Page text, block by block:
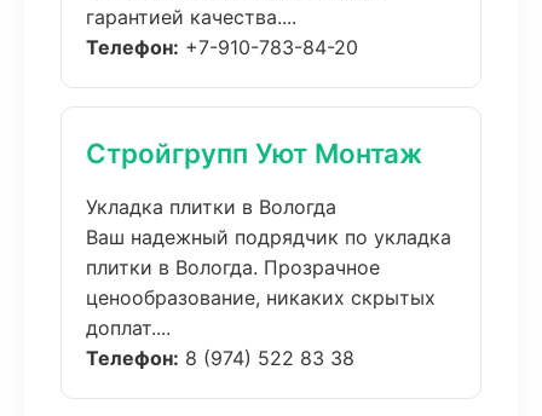
гарантией качества....
Телефон: +7-910-783-84-20
Стройгрупп Уют Монтаж
Укладка плитки в Вологда
Ваш надежный подрядчик по укладка
плитки в Вологда. Прозрачное
ценообразование, никаких скрытых
доплат....
Телефон: 8 (974) 522 83 38